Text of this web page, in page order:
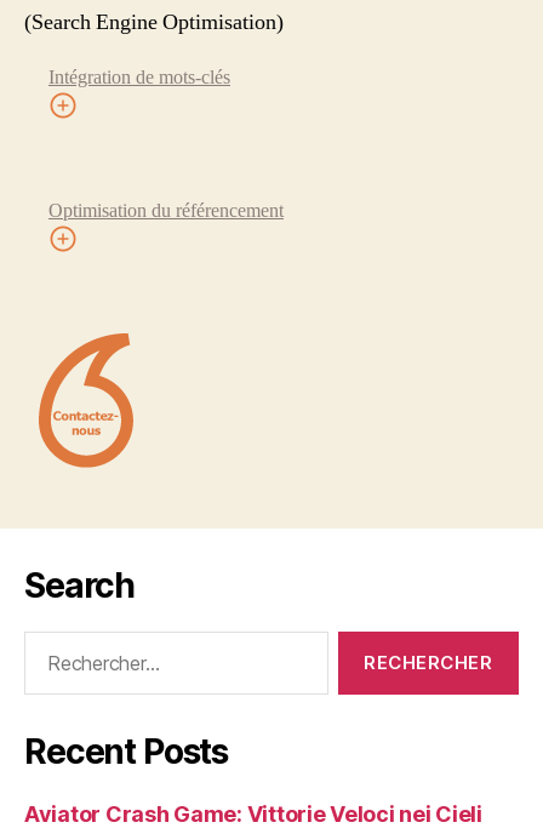
(Search Engine Optimisation)
Intégration de mots-clés
Optimisation du référencement
Search
Recent Posts
Aviator Crash Game: Vittorie Veloci nei Cieli